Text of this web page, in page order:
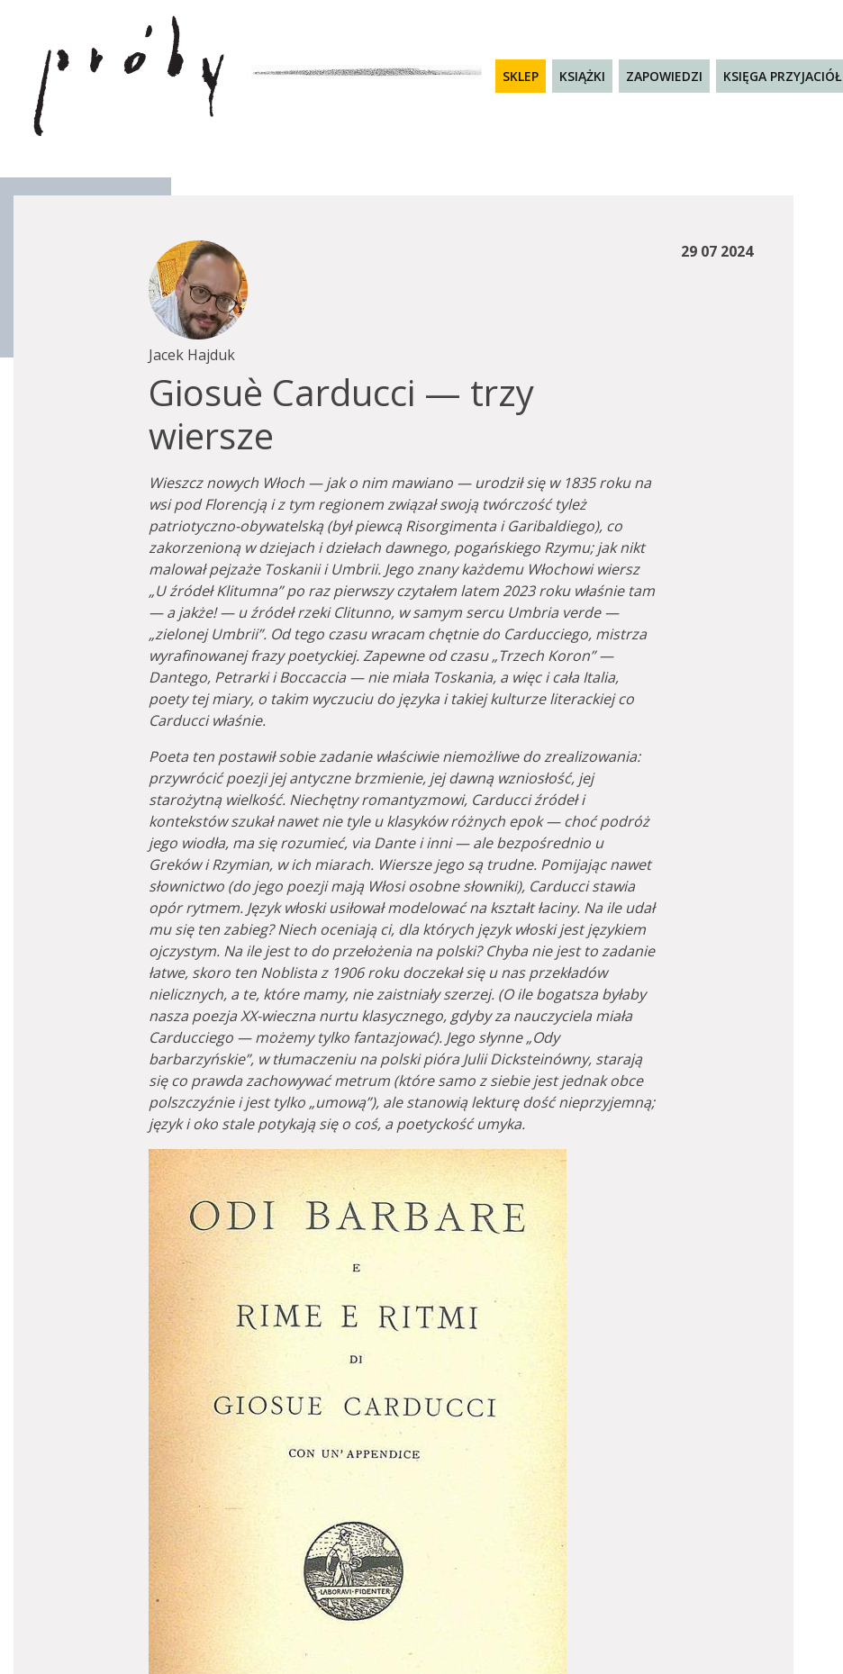
SKLEP KSIĄŻKI ZAPOWIEDZI KSIĘGA PRZYJACIÓŁ
29 07 2024
Jacek Hajduk
Giosuè Carducci — trzy
wiersze
Wieszcz nowych Włoch — jak o nim mawiano — urodził się w 1835 roku na
wsi pod Florencją i z tym regionem związał swoją twórczość tyleż
patriotyczno-obywatelską (był piewcą Risorgimenta i Garibaldiego), co
zakorzenioną w dziejach i dziełach dawnego, pogańskiego Rzymu; jak nikt
malował pejzaże Toskanii i Umbrii. Jego znany każdemu Włochowi wiersz
„U źródeł Klitumna” po raz pierwszy czytałem latem 2023 roku właśnie tam
— a jakże! — u źródeł rzeki Clitunno, w samym sercu Umbria verde —
„zielonej Umbrii”. Od tego czasu wracam chętnie do Carducciego, mistrza
wyrafinowanej frazy poetyckiej. Zapewne od czasu „Trzech Koron” —
Dantego, Petrarki i Boccaccia — nie miała Toskania, a więc i cała Italia,
poety tej miary, o takim wyczuciu do języka i takiej kulturze literackiej co
Carducci właśnie.
Poeta ten postawił sobie zadanie właściwie niemożliwe do zrealizowania:
przywrócić poezji jej antyczne brzmienie, jej dawną wzniosłość, jej
starożytną wielkość. Niechętny romantyzmowi, Carducci źródeł i
kontekstów szukał nawet nie tyle u klasyków różnych epok — choć podróż
jego wiodła, ma się rozumieć, via Dante i inni — ale bezpośrednio u
Greków i Rzymian, w ich miarach. Wiersze jego są trudne. Pomijając nawet
słownictwo (do jego poezji mają Włosi osobne słowniki), Carducci stawia
opór rytmem. Język włoski usiłował modelować na kształt łaciny. Na ile udał
mu się ten zabieg? Niech oceniają ci, dla których język włoski jest językiem
ojczystym. Na ile jest to do przełożenia na polski? Chyba nie jest to zadanie
łatwe, skoro ten Noblista z 1906 roku doczekał się u nas przekładów
nielicznych, a te, które mamy, nie zaistniały szerzej. (O ile bogatsza byłaby
nasza poezja XX-wieczna nurtu klasycznego, gdyby za nauczyciela miała
Carducciego — możemy tylko fantazjować). Jego słynne „Ody
barbarzyńskie”, w tłumaczeniu na polski pióra Julii Dicksteinówny, starają
się co prawda zachowywać metrum (które samo z siebie jest jednak obce
polszczyźnie i jest tylko „umową”), ale stanowią lekturę dość nieprzyjemną;
język i oko stale potykają się o coś, a poetyckość umyka.